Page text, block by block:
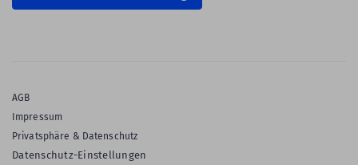
AGB
Impressum
Privatsphäre & Datenschutz
Datenschutz-Einstellungen